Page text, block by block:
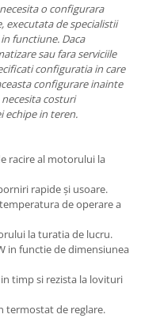
o configurara
executata de specialistii
functiune. Daca
sau fara serviciile
configuratia in care
configurare inainte
costuri
echipe in teren.
racire al motorului la
rapide și usoare.
de operare a
la turatia de lucru.
in functie de dimensiunea
timp si rezista la lovituri
termostat de reglare.